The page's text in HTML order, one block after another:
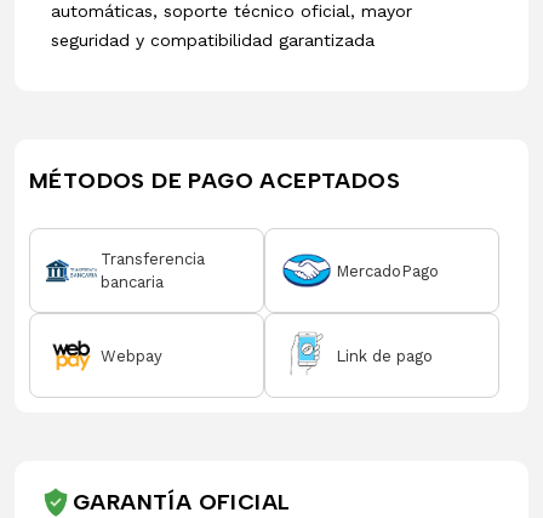
automáticas, soporte técnico oficial, mayor
seguridad y compatibilidad garantizada
MÉTODOS DE PAGO ACEPTADOS
Transferencia
bancaria
MercadoPago
Webpay Link de pago
GARANTÍA OFICIAL